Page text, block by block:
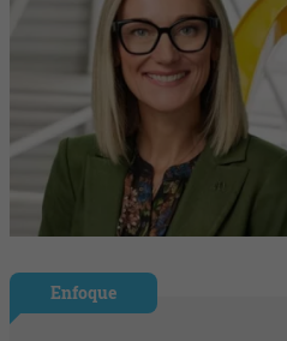
Enfoque